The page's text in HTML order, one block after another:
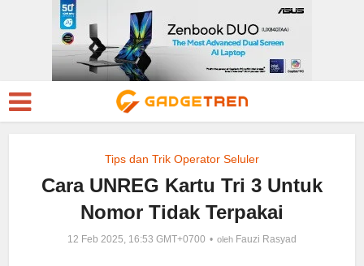
Tips dan Trik Operator Seluler
Cara UNREG Kartu Tri 3 Untuk
Nomor Tidak Terpakai
12 Feb 2025, 16:53 GMT+0700 oleh Fauzi Rasyad